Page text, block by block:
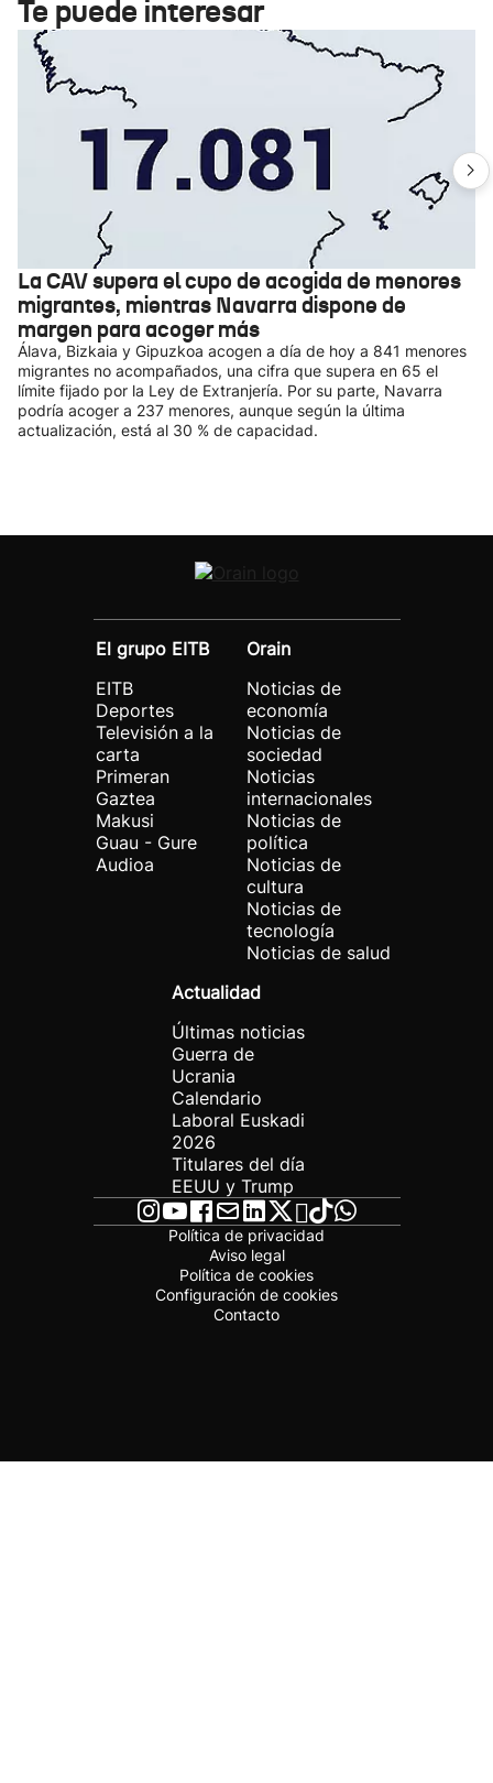
Te puede interesar
La CAV supera el cupo de acogida de menores
migrantes, mientras Navarra dispone de
margen para acoger más
Álava, Bizkaia y Gipuzkoa acogen a día de hoy a 841 menores
migrantes no acompañados, una cifra que supera en 65 el
límite fijado por la Ley de Extranjería. Por su parte, Navarra
podría acoger a 237 menores, aunque según la última
actualización, está al 30 % de capacidad.
El grupo EITB
EITB
Deportes
Televisión a la
carta
Primeran
Gaztea
Makusi
Guau - Gure
Audioa
Orain
Noticias de
economía
Noticias de
sociedad
Noticias
internacionales
Noticias de
política
Noticias de
cultura
Noticias de
tecnología
Noticias de salud
Actualidad
Últimas noticias
Guerra de
Ucrania
Calendario
Laboral Euskadi
2026
Titulares del día
EEUU y Trump
Política de privacidad
Aviso legal
Política de cookies
Configuración de cookies
Contacto